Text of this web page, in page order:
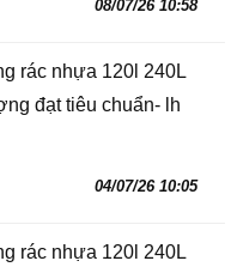
08/07/26 10:58
rác nhựa 120l 240L
đạt tiêu chuẩn- lh
04/07/26 10:05
rác nhựa 120l 240L